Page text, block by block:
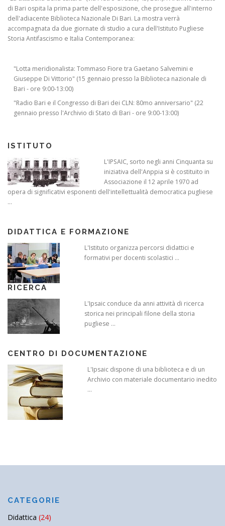
di Bari ospita la prima parte dell'esposizione, che prosegue all'interno
dell'adiacente Biblioteca Nazionale Di Bari. La mostra verrà
accompagnata da due giornate di studio a cura dell'Istituto Pugliese
Storia Antifascismo e Italia Contemporanea:
"Lotta meridionalista: Tommaso Fiore tra Gaetano Salvemini e
Giuseppe Di Vittorio" (15 gennaio presso la Biblioteca nazionale di
Bari - ore 9:00-13:00)
"Radio Bari e il Congresso di Bari dei CLN: 80mo anniversario" (22
gennaio presso l'Archivio di Stato di Bari - ore 9:00-13:00)
ISTITUTO
L'IPSAIC, sorto negli anni Cinquanta su
iniziativa dell'Anppia si è costituito in
Associazione il 12 aprile 1970 ad
opera di significativi esponenti dell'intellettualità democratica pugliese
...
DIDATTICA E FORMAZIONE
L'Istituto organizza percorsi didattici e
formativi per docenti scolastici ...
RICERCA
L'Ipsaic conduce da anni attività di ricerca
storica nei principali filone della storia
pugliese ...
CENTRO DI DOCUMENTAZIONE
L'Ipsaic dispone di una biblioteca e di un
Archivio con materiale documentario inedito
...
CATEGORIE
Didattica (24)